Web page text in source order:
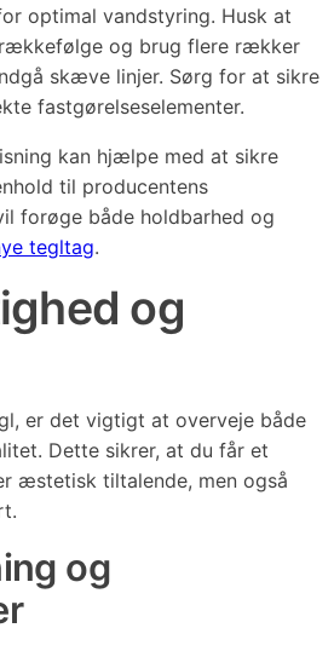
optimal vandstyring. Husk at
og brug flere rækker
skæve linjer. Sørg for at sikre
fastgørelseselementer.
kan hjælpe med at sikre
til producentens
forøge både holdbarhed og
tegltag.
og
er det vigtigt at overveje både
Dette sikrer, at du får et
æstetisk tiltalende, men også
og